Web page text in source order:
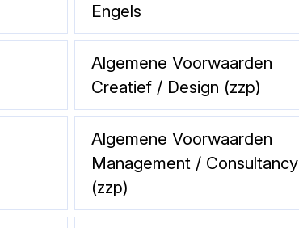
Engels
Algemene Voorwaarden
Creatief / Design (zzp)
Algemene Voorwaarden
Management / Consultancy
(zzp)